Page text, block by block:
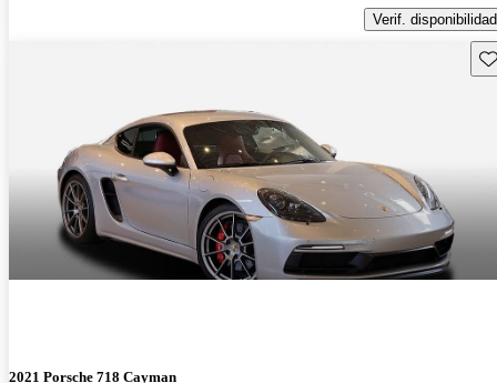
Verif. disponibilidad
2021 Porsche 718 Cayman